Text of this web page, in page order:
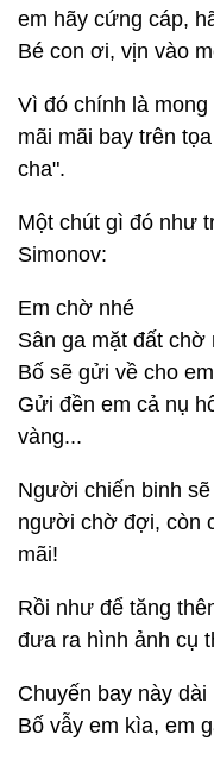
em hãy cứng cáp,
Bé con ơi, vịn vào
Vì đó chính là
mãi mãi bay trên
cha".
Một chút gì đó như
Simonov:
Em chờ nhé
Sân ga mặt đất chờ
Bố sẽ gửi về cho
Gửi đền em cả nụ
vàng...
Người chiến binh
người chờ đợi, còn
mãi!
Rồi như để tăng
đưa ra hình ảnh cụ
Chuyến bay này
Bố vẫy em kìa, em